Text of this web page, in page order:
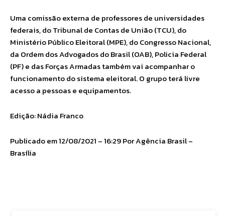
Uma comissão externa de professores de universidades
federais, do Tribunal de Contas de União (TCU), do
Ministério Público Eleitoral (MPE), do Congresso Nacional,
da Ordem dos Advogados do Brasil (OAB), Policia Federal
(PF) e das Forças Armadas também vai acompanhar o
funcionamento do sistema eleitoral. O grupo terá livre
acesso a pessoas e equipamentos.
Edição: Nádia Franco
Publicado em 12/08/2021 – 16:29 Por Agência Brasil –
Brasília